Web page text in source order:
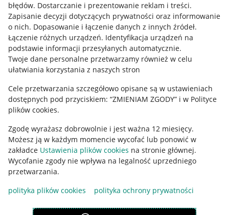
błędów. Dostarczanie i prezentowanie reklam i treści.
Zapisanie decyzji dotyczących prywatności oraz informowanie
o nich. Dopasowanie i łączenie danych z innych źródeł.
Łączenie różnych urządzeń. Identyfikacja urządzeń na
podstawie informacji przesyłanych automatycznie.
Twoje dane personalne przetwarzamy również w celu
ułatwiania korzystania z naszych stron
Cele przetwarzania szczegółowo opisane są w ustawieniach
dostępnych pod przyciskiem: “ZMIENIAM ZGODY” i w Polityce
plików cookies.
Zgodę wyrażasz dobrowolnie i jest ważna 12 miesięcy.
Możesz ją w każdym momencie wycofać lub ponowić w
zakładce Ustawienia plików cookies na stronie głównej.
Wycofanie zgody nie wpływa na legalność uprzedniego
przetwarzania.
polityka plików cookies
polityka ochrony prywatności
Informacje prawne
Regulamin
Polityka plików "cookies"
Ustawienia plików "cookies"
Udostępnianie lokalizacji
Informacje dla Aktu o Usługach Cyfrowych
Pobierz aplikację